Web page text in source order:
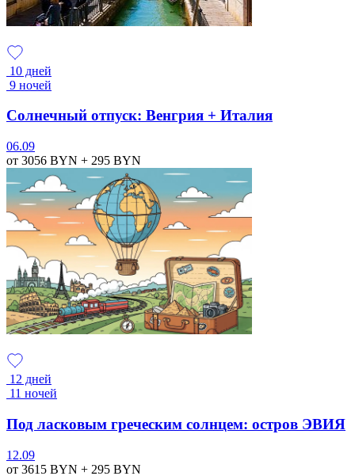
10 дней
9 ночей
Солнечный отпуск: Венгрия + Италия
06.09
от 3056 BYN + 295 BYN
12 дней
11 ночей
Под ласковым греческим солнцем: остров ЭВИЯ
12.09
от 3615 BYN + 295 BYN